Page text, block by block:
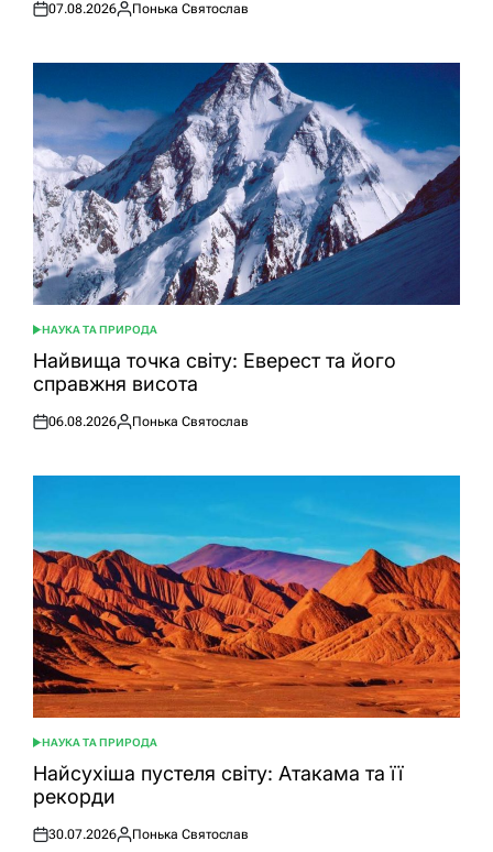
Оприлюднено
07.08.2026
Опубліковано
Понька Святослав
ОПУБЛІКУВАТИ
У
НАУКА ТА ПРИРОДА
Найвища точка світу: Еверест та його
справжня висота
Оприлюднено
06.08.2026
Опубліковано
Понька Святослав
ОПУБЛІКУВАТИ
У
НАУКА ТА ПРИРОДА
Найсухіша пустеля світу: Атакама та її
рекорди
Оприлюднено
30.07.2026
Опубліковано
Понька Святослав